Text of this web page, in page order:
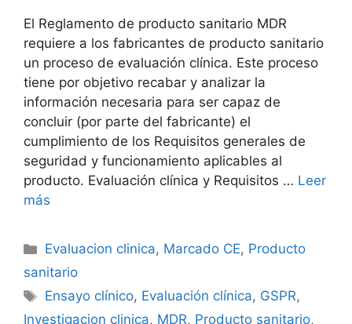
El Reglamento de producto sanitario MDR
requiere a los fabricantes de producto sanitario
un proceso de evaluación clínica. Este proceso
tiene por objetivo recabar y analizar la
información necesaria para ser capaz de
concluir (por parte del fabricante) el
cumplimiento de los Requisitos generales de
seguridad y funcionamiento aplicables al
producto. Evaluación clínica y Requisitos … Leer
más
Evaluacion clinica, Marcado CE, Producto
sanitario
Ensayo clínico, Evaluación clínica, GSPR,
Investigacion clinica, MDR, Producto sanitario,